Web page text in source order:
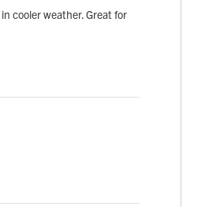
cooler weather. Great for